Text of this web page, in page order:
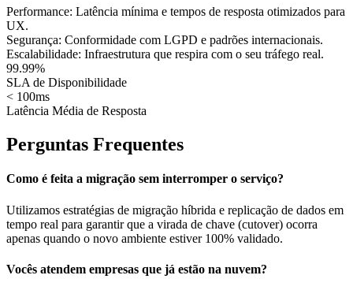
Performance: Latência mínima e tempos de resposta otimizados para
UX.
Segurança: Conformidade com LGPD e padrões internacionais.
Escalabilidade: Infraestrutura que respira com o seu tráfego real.
99.99%
SLA de Disponibilidade
< 100ms
Latência Média de Resposta
Perguntas Frequentes
Como é feita a migração sem interromper o serviço?
Utilizamos estratégias de migração híbrida e replicação de dados em
tempo real para garantir que a virada de chave (cutover) ocorra
apenas quando o novo ambiente estiver 100% validado.
Vocês atendem empresas que já estão na nuvem?